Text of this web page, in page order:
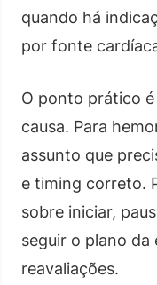
quando há
por fonte
O ponto prático
causa. Para
assunto que
e timing correto.
sobre iniciar,
seguir o plano da
reavaliações.